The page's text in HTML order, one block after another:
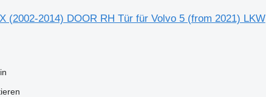
(2002-2014) DOOR RH Tür für Volvo 5 (from 2021) LKW